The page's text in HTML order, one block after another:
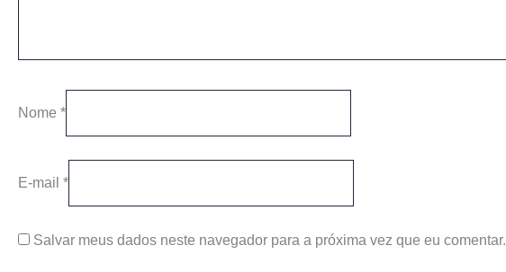
Nome *
E-mail *
Salvar meus dados neste navegador para a próxima vez que eu comentar.